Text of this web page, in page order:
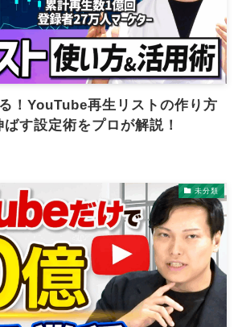
！YouTube再生リストの作り方
す設定術をプロが解説！
未分類